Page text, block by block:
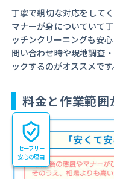
丁寧で親切な対応をして
マナーが身についていて
ッチンクリーニングも安
問い合わせ時や現地調査
ックするのがオススメです
料金と作業範囲
セーフリー
安心の理由